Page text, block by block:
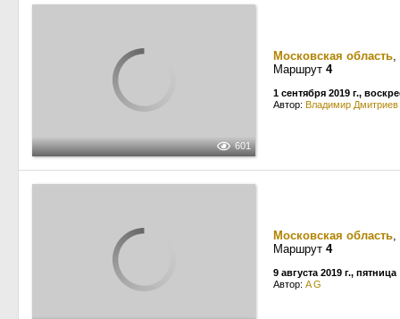
601
Московская область,
Маршрут 4
1 сентября 2019 г.,
Автор: Владимир Дмитриев
Московская область,
Маршрут 4
9 августа 2019 г., пятница
Автор: A G